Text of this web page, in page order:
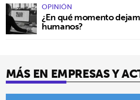
OPINIÓN
¿En qué momento
humanos?
MÁS EN EMPRESAS Y